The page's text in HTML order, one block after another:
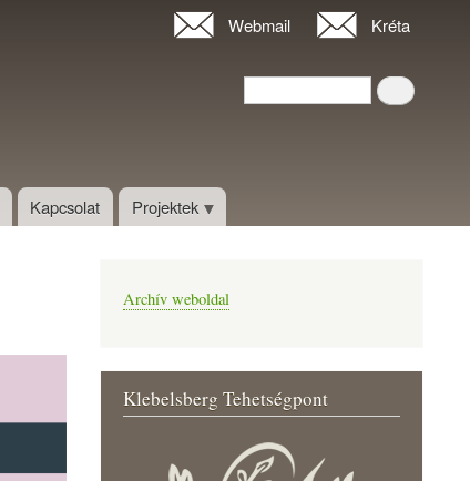
Webmail Kréta
Keresés
Kapcsolat Projektek
Archív weboldal
Klebelsberg Tehetségpont